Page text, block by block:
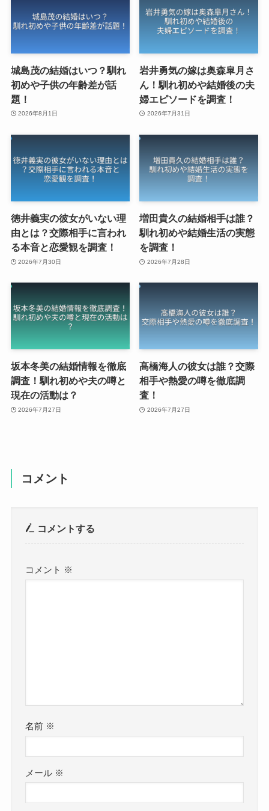
城島茂の結婚はいつ？馴れ
初めや子供の年齢差が話
題！
2026年8月1日
岩井勇気の嫁は奥森皐月さ
ん！馴れ初めや結婚後の夫
婦エピソードを調査！
2026年7月31日
徳井義実の彼女がいない理
由とは？交際相手に言われ
る本音と恋愛観を調査！
2026年7月30日
増田貴久の結婚相手は誰？
馴れ初めや結婚生活の実態
を調査！
2026年7月28日
坂本冬美の結婚情報を徹底
調査！馴れ初めや夫の噂と
現在の活動は？
2026年7月27日
髙橋海人の彼女は誰？交際
相手や熱愛の噂を徹底調
査！
2026年7月27日
コメント
コメントする
コメント ※
名前 ※
メール ※